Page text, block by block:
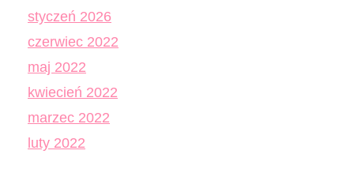
styczeń 2026
czerwiec 2022
maj 2022
kwiecień 2022
marzec 2022
luty 2022